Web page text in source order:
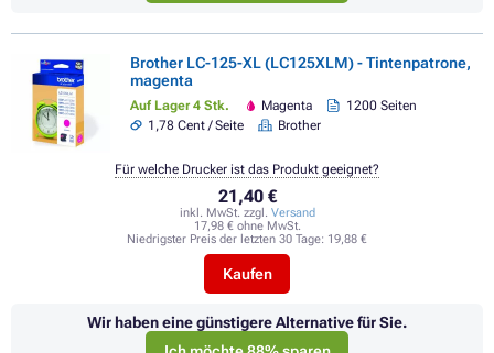
Brother LC-125-XL (LC125XLM) - Tintenpatrone,
magenta
Auf Lager 4 Stk. Magenta
1200 Seiten
1,78 Cent / Seite
Brother
21,40 €
inkl. MwSt. zzgl. Versand
17,98 € ohne MwSt.
Niedrigster Preis der letzten 30 Tage: 19,88 €
Kaufen
Für welche Drucker ist das Produkt geeignet?
Wir haben eine günstigere Alternative für Sie.